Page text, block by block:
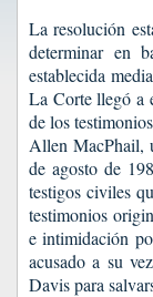
La resolución
determinar en
establecida
La Corte llegó a
de los
Allen MacPhail,
de agosto de
testigos civiles
testimonios
e intimidación
acusado a su
Davis para